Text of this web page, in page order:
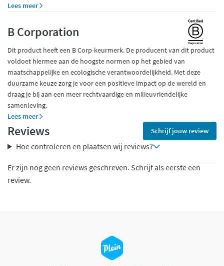
Lees meer
B Corporation
Dit product heeft een B Corp-keurmerk. De producent van dit product
voldoet hiermee aan de hoogste normen op het gebied van
maatschappelijke en ecologische verantwoordelijkheid. Met deze
duurzame keuze zorg je voor een positieve impact op de wereld en
draag je bij aan een meer rechtvaardige en milieuvriendelijke
samenleving.
Lees meer
Reviews Schrijf jouw review
Hoe controleren en plaatsen wij reviews?
Er zijn nog geen reviews geschreven. Schrijf als eerste een
review.